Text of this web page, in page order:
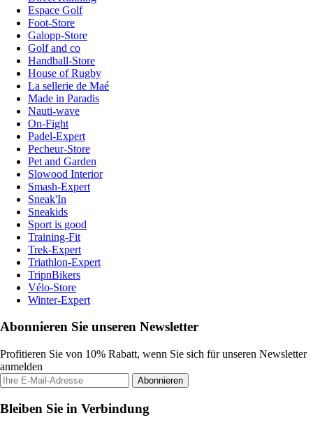
Espace Golf
Foot-Store
Galopp-Store
Golf and co
Handball-Store
House of Rugby
La sellerie de Maé
Made in Paradis
Nauti-wave
On-Fight
Padel-Expert
Pecheur-Store
Pet and Garden
Slowood Interior
Smash-Expert
Sneak'In
Sneakids
Sport is good
Training-Fit
Trek-Expert
Triathlon-Expert
TripnBikers
Vélo-Store
Winter-Expert
Abonnieren Sie unseren Newsletter
Profitieren Sie von 10% Rabatt, wenn Sie sich für unseren Newsletter
anmelden
Abonnieren
Bleiben Sie in Verbindung